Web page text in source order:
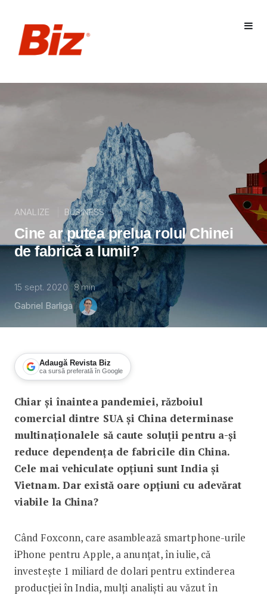
ANALIZE BUSINESS
Cine ar putea prelua rolul Chinei
de fabrică a lumii?
15 sept. 2020 8min
Gabriel Barliga
Adaugă Revista Biz
ca sursă preferată în Google
Cine ar putea prelua rolul Chinei de
Chiar și înaintea pandemiei, războiul
comercial dintre SUA și China determinase
multinaționalele să caute soluții pentru a-și
reduce dependența de fabricile din China.
Cele mai vehiculate opțiuni sunt India și
Vietnam. Dar există oare opțiuni cu adevărat
viabile la China?
Când Foxconn, care asamblează smartpho­ne-urile
iPhone pentru Apple, a anunțat, în iulie, că
investește 1 mi­liard de dolari pentru extinderea
producției în India, mulți analiști au văzut în